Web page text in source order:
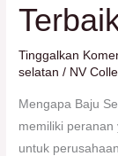
Tinggalkan
selatan / NV
Mengapa Baju
memiliki
untuk
Seragam